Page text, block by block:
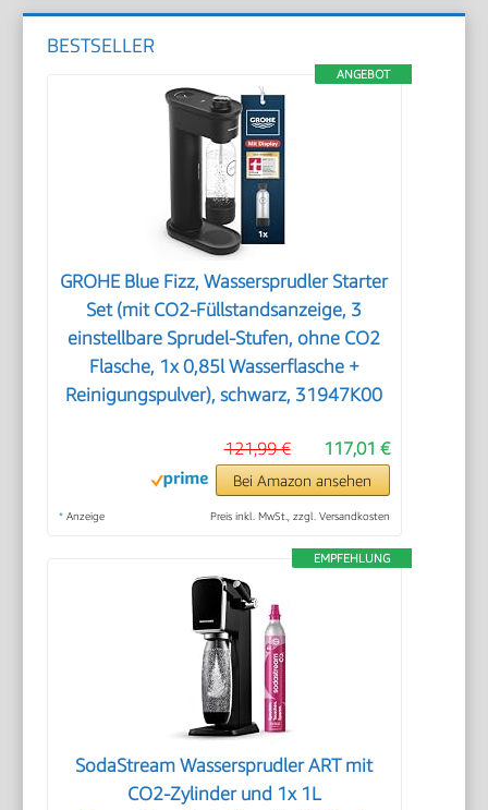
BESTSELLER
ANGEBOT
GROHE Blue Fizz, Wassersprudler Starter
Set (mit CO2-Füllstandsanzeige, 3
einstellbare Sprudel-Stufen, ohne CO2
Flasche, 1x 0,85l Wasserflasche +
Reinigungspulver), schwarz, 31947K00
117,01 €
121,99 €
Bei Amazon ansehen
* Anzeige Preis inkl. MwSt., zzgl. Versandkosten
EMPFEHLUNG
SodaStream Wassersprudler ART mit
CO2-Zylinder und 1x 1L